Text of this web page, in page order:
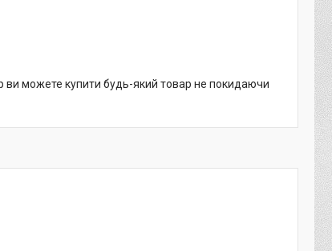
ви можете купити будь-який товар не покидаючи